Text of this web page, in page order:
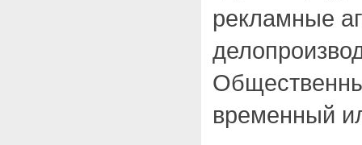
рекламные
временный